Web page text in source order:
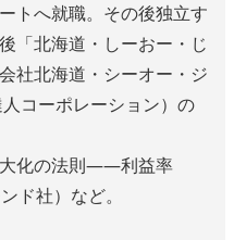
トへ就職。その後独立す
「北海道・しーおー・じ
社北海道・シーオー・ジ
コーポレーション）の
大化の法則――利益率
ド社）など。